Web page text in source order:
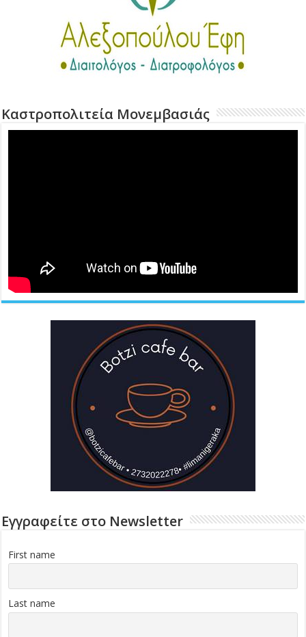
Καστροπολιτεία Μονεμβασιάς
Εγγραφείτε στο Newsletter
First name
Last name